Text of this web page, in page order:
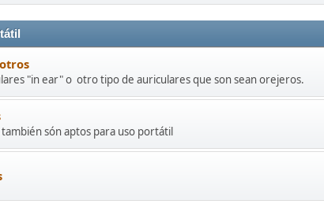
"in ear" o otro tipo de auriculares que son sean orejeros.
són aptos para uso portátil